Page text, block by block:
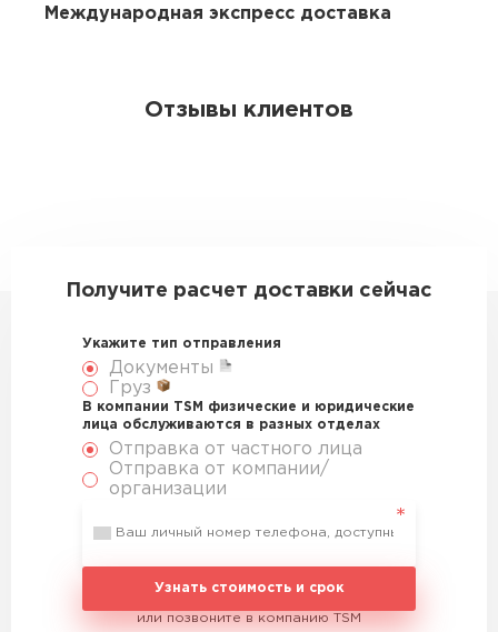
Международная экспресс доставка
Отзывы клиентов
Получите расчет доставки сейчас
Укажите тип отправления
Документы
Груз
В компании TSM физические и юридические
лица обслуживаются в разных отделах
Отправка от частного лица
Отправка от компании/
организации
Узнать стоимость и срок
или позвоните в компанию TSM